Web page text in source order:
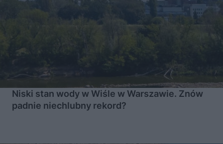
Niski stan wody w Wiśle w Warszawie. Znów
padnie niechlubny rekord?